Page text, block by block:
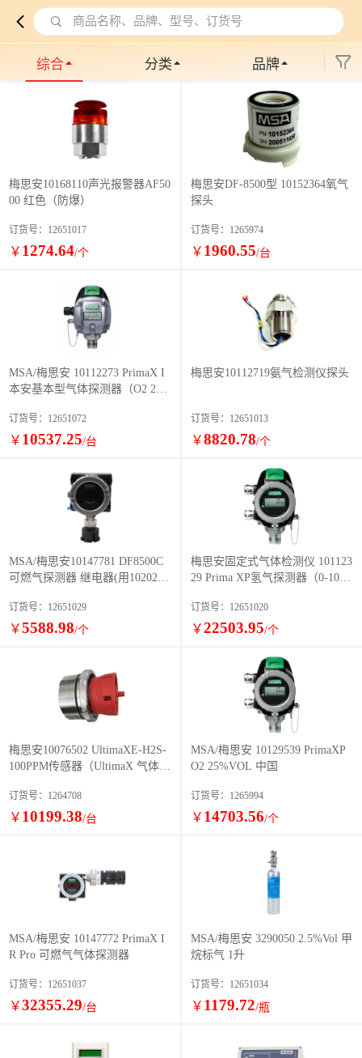
商品名称、品牌、型号、订货号
综合 分类 品牌
梅思安10168110声光报警器AF50
00 红色（防爆）
订货号：12651017
￥ 1274.64/个
梅思安DF-8500型 10152364氧气
探头
订货号：1265974
￥ 1960.55/台
MSA/梅思安 10112273 PrimaX I
本安基本型气体探测器（O2 2
订货号：12651072
￥ 10537.25/台
梅思安10112719氨气检测仪探头
订货号：12651013
￥8820.78/个
MSA/梅思安10147781 DF8500C
可燃气探测器 继电器(用1020273
订货号：12651029
￥5588.98/个
梅思安固定式气体检测仪 101123
29 Prima XP氢气探测器（0-1000
订货号：12651020
￥22503.95/个
梅思安10076502 UltimaXE-H2S-
100PPM传感器（UltimaX 气体探
订货号：1264708
￥ 10199.38/台
MSA/梅思安 10129539 PrimaXP
O2 25%VOL 中国
订货号：1265994
￥ 14703.56/个
MSA/梅思安 10147772 PrimaX I
R Pro 可燃气气体探测器
订货号：12651037
￥32355.29/台
MSA/梅思安 3290050 2.5%Vol 甲
烷标气 1升
订货号：12651034
￥ 1179.72/瓶